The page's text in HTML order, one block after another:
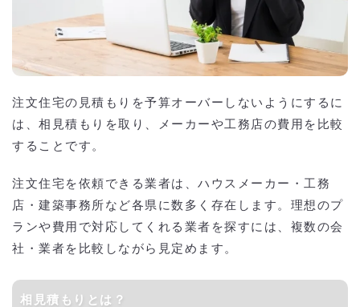
注文住宅の見積もりを予算オーバーしないようにするに
は、相見積もりを取り、メーカーや工務店の費用を比較
することです。
注文住宅を依頼できる業者は、ハウスメーカー・工務
店・建築事務所など各県に数多く存在します。理想のプ
ランや費用で対応してくれる業者を探すには、複数の会
社・業者を比較しながら見定めます。
相見積もりとは？